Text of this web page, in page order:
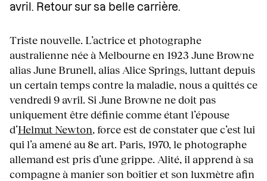
avril. Retour sur sa belle carrière.
Triste nouvelle. L’actrice et photographe
australienne née à Melbourne en 1923 June Browne
alias June Brunell, alias Alice Springs, luttant depuis
un certain temps contre la maladie, nous a quittés ce
vendredi 9 avril. Si June Browne ne doit pas
uniquement être définie comme étant l’épouse
d’Helmut Newton, force est de constater que c’est lui
qui l’a amené au 8e art. Paris, 1970, le photographe
allemand est pris d’une grippe. Alité, il apprend à sa
compagne à manier son boîtier et son luxmètre afin